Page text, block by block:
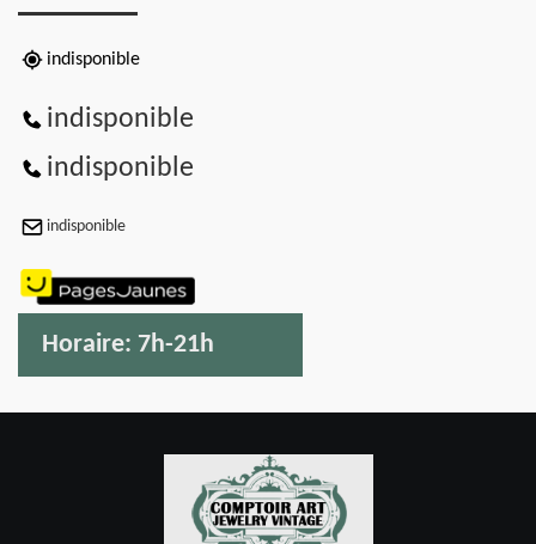
indisponible
indisponible
indisponible
indisponible
Horaire: 7h-21h